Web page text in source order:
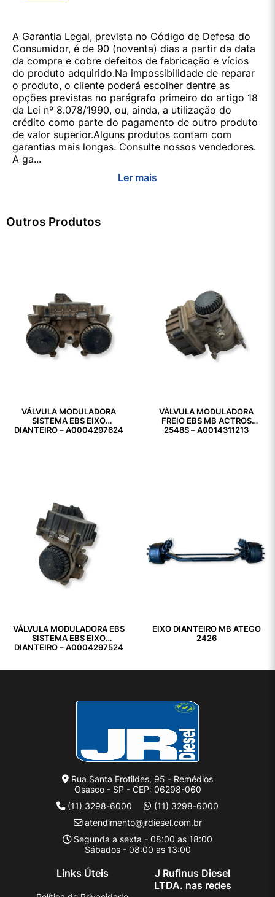
A Garantia Legal, prevista no Código de Defesa do
Consumidor, é de 90 (noventa) dias a partir da data
da compra e cobre defeitos de fabricação e vícios
do produto adquirido.Na impossibilidade de reparar
o produto, o cliente poderá escolher dentre as
opções previstas no parágrafo primeiro do artigo 18
da Lei nº 8.078/1990, ou, ainda, a utilização do
crédito como parte do pagamento de outro produto
de valor superior.Alguns produtos contam com
garantias mais longas. Consulte nossos vendedores.
A ga...
Ler mais
Outros Produtos
VÁLVULA MODULADORA
SISTEMA EBS EIXO
DIANTEIRO – A0004297624
VÀLVULA MODULADORA
FREIO EBS MB ACTROS
2548S – A0014311213
VÁLVULA MODULADORA EBS
SISTEMA EBS EIXO
DIANTEIRO – A0004297524
EIXO DIANTEIRO MB ATEGO
2426
Rua Santa Erotildes, 95 - Remédios
Osasco - SP - CEP: 06298-060
(11) 3298-6000
(11) 3298-6000
atendimento@jrdiesel.com.br
Segunda a sexta - 08:00 as 18:00
Sábados - 08:00 as 13:00
Links Úteis
J Rufinus Diesel
LTDA. nas redes